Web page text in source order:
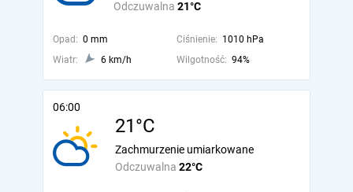
Odczuwalna 21°C
Opad: 0 mm Ciśnienie: 1010 hPa
Wiatr:
6 km/h Wilgotność: 94%
06:00
21°C
Odczuwalna 22°C
Zachmurzenie umiarkowane